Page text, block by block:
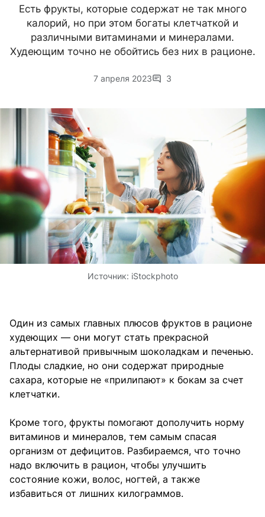
Есть фрукты, которые содержат не так много
калорий, но при этом богаты клетчаткой и
различными витаминами и минералами.
Худеющим точно не обойтись без них в рационе.
7 апреля 2023 3
Источник: iStockphoto
Один из самых главных плюсов фруктов в рационе
худеющих — они могут стать прекрасной
альтернативой привычным шоколадкам и печенью.
Плоды сладкие, но они содержат природные
сахара, которые не «прилипают» к бокам за счет
клетчатки.
Кроме того, фрукты помогают дополучить норму
витаминов и минералов, тем самым спасая
организм от дефицитов. Разбираемся, что точно
надо включить в рацион, чтобы улучшить
состояние кожи, волос, ногтей, а также
избавиться от лишних килограммов.